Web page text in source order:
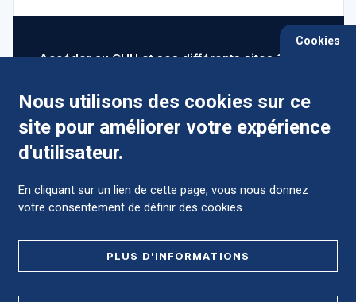
Accéder au CHU et ses différents sites ?
Comment préparer mon hospitalisation ?
Cookies
Nous utilisons des cookies sur ce
site pour améliorer votre expérience
d'utilisateur.
En cliquant sur un lien de cette page, vous nous donnez
votre consentement de définir des cookies.
PLUS D'INFORMATIONS